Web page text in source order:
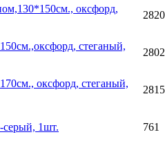
оксфорд,
стеганый,
оксфорд, стеганый,
серый, 1шт. 761